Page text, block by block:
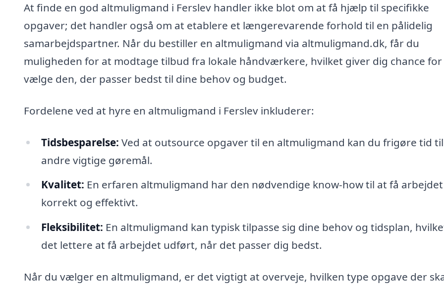
At finde en god altmuligmand i Ferslev handler ikke blot om at få hjælp til specifikke
opgaver; det handler også om at etablere et længerevarende forhold til en pålidelig
samarbejdspartner. Når du bestiller en altmuligmand via altmuligmand.dk, får du
muligheden for at modtage tilbud fra lokale håndværkere, hvilket giver dig chance
vælge den, der passer bedst til dine behov og budget.
Fordelene ved at hyre en altmuligmand i Ferslev inkluderer:
Tidsbesparelse: Ved at outsource opgaver til en altmuligmand kan du frigøre tid til
andre vigtige gøremål.
Kvalitet: En erfaren altmuligmand har den nødvendige know-how til at få
korrekt og effektivt.
Fleksibilitet: En altmuligmand kan typisk tilpasse sig dine behov og tidsplan,
det lettere at få arbejdet udført, når det passer dig bedst.
Når du vælger en altmuligmand, er det vigtigt at overveje, hvilken type opgave der